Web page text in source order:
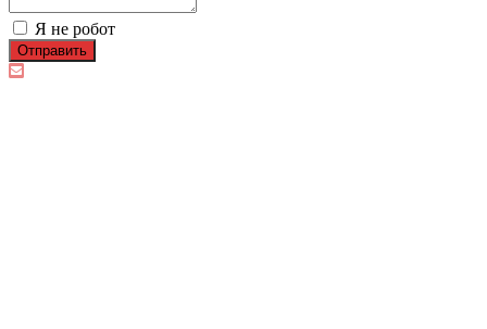
Я не робот
Отправить